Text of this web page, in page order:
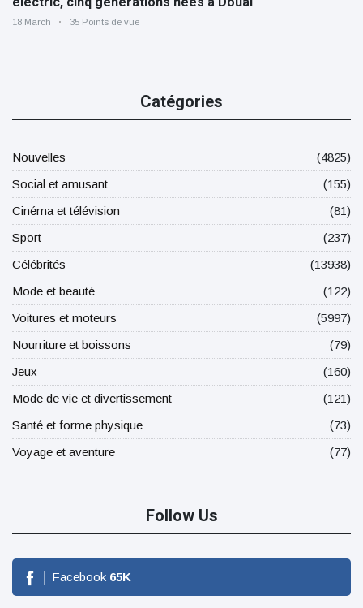
18 March 35 Points de vue
Catégories
Nouvelles
(4825)
Social et amusant
(155)
Cinéma et télévision
(81)
Sport
(237)
Célébrités
(13938)
Mode et beauté
(122)
Voitures et moteurs
(5997)
Nourriture et boissons
(79)
Jeux
(160)
Mode de vie et divertissement
(121)
Santé et forme physique
(73)
Voyage et aventure
(77)
Follow Us
Facebook 65K